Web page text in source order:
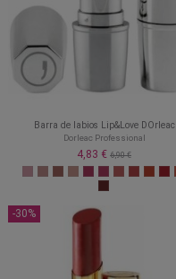
Barra de labios Lip&Love DOrleac
Dorleac Professional
4,83 € 6,90 €
-30%